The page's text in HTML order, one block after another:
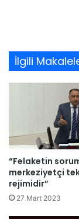
İlgili
“Felaketin
merkeziyetçi
rejimidir”
27 Mart 2023